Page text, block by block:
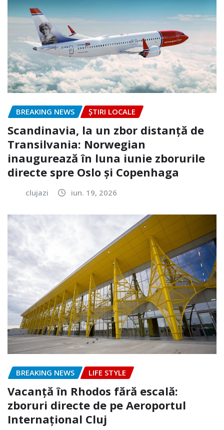
BREAKING NEWS ȘTIRI LOCALE
Scandinavia, la un zbor distanță de
Transilvania: Norwegian
inaugurează în luna iunie zborurile
directe spre Oslo și Copenhaga
clujazi iun. 19, 2026
BREAKING NEWS LIFE STYLE
Vacanță în Rhodos fără escală:
zboruri directe de pe Aeroportul
Internațional Cluj